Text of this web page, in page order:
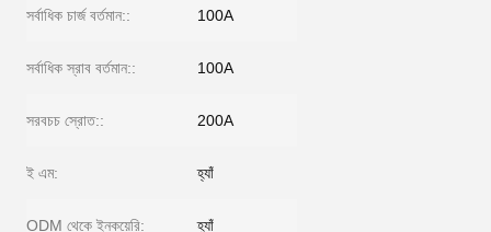
সর্বাধিক চার্জ বর্তমান:: 100A
সর্বাধিক স্রাব বর্তমান:: 100A
সরবচচ স্রোত:: 200A
ই এম: হ্যাঁ
ODM থেকে ইনকয়েরি: হ্যাঁ